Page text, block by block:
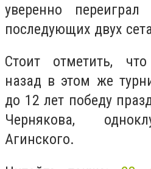
уверенно
последующих двух
Стоит отметить,
назад в этом же
до 12 лет победу
Чернякова,
Агинского.